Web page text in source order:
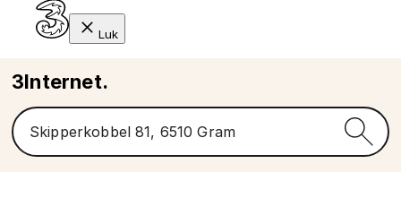
Luk
3Internet.